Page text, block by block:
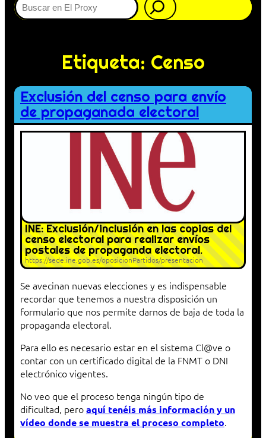
Etiqueta: Censo
Exclusión del censo para envío
de propaganada electoral
INE: Exclusión/inclusión en las copias del
censo electoral para realizar envíos
postales de propaganda electoral.
https://sede.ine.gob.es/oposicionPartidos/presentacion
Se avecinan nuevas elecciones y es indispensable
recordar que tenemos a nuestra disposición un
formulario que nos permite darnos de baja de toda la
propaganda electoral.
Para ello es necesario estar en el sistema Cl@ve o
contar con un certificado digital de la FNMT o DNI
electrónico vigentes.
No veo que el proceso tenga ningún tipo de
dificultad, peroaquí tenéis más información y un
vídeo donde se muestra el proceso completo.